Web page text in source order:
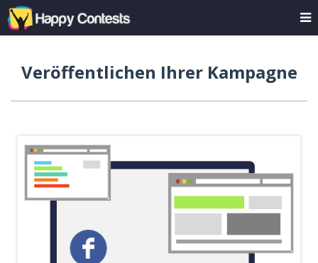
Veröffentlichen Ihrer Kampagne